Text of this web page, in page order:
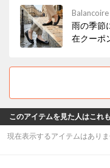
Balancoire
雨の季節
在クーポ
このアイテムを見た人はこれ
現在表示するアイテムはありま